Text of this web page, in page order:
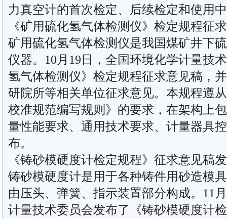
力真空计的首次检定、后续检定和使用
《矿用硫化氢气体检测仪》检定规程征
矿用硫化氢气体检测仪是我国煤矿井下
仪器。10月19日，全国环境化学计量技
氢气体检测仪》检定规程征求意见稿，
研院所等相关单位征求意见。本规程遵从
校准规范编写规则》的要求，在架构上
量性能要求、通用技术要求、计量器具
布。
《铸砂模硬度计检定规程》征求意见稿
铸砂模硬度计是用于各种铸件用砂造模
由压头、弹簧、指示装置部分构成。11
计量技术委员会发布了《铸砂模硬度计